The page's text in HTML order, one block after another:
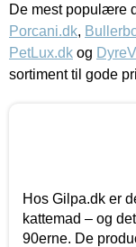
De mest populære
Porcani.dk,
PetLux.dk og
sortiment til gode
Hos Gilpa.dk er
kattemad – og
90erne. De